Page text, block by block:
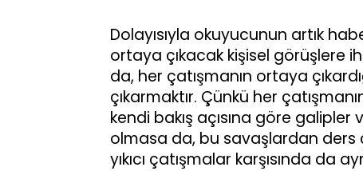
Dolayısıyla okuyucunun artık
ortaya çıkacak kişisel görüşlere
da, her çatışmanın ortaya
çıkarmaktır. Çünkü her
kendi bakış açısına göre
olmasa da, bu savaşlardan ders
yıkıcı çatışmalar karşısında da